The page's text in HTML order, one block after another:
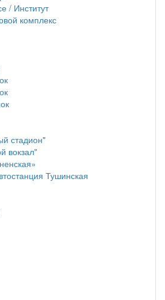
/ Институт
комплекс
стадион"
вокзал"
Тушинская